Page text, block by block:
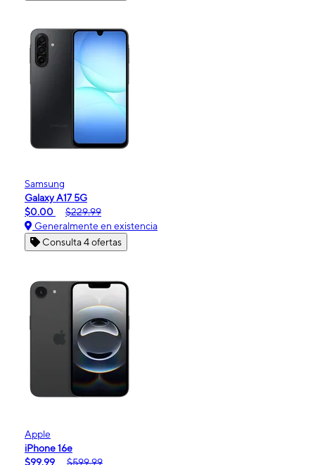
Samsung
Galaxy A17 5G
$0.00
$229.99
Generalmente en existencia
Consulta 4 ofertas
Apple
iPhone 16e
$99.99
$599.99